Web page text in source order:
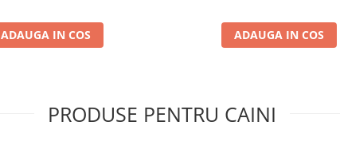
ADAUGA IN COS ADAUGA IN COS
PRODUSE PENTRU CAINI